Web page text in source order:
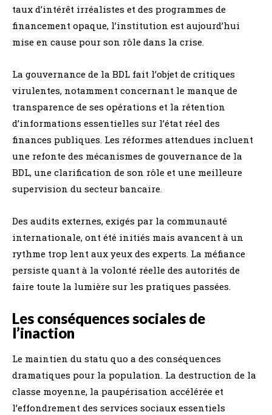
taux d’intérêt irréalistes et des programmes de
financement opaque, l’institution est aujourd’hui
mise en cause pour son rôle dans la crise.
La gouvernance de la BDL fait l’objet de critiques
virulentes, notamment concernant le manque de
transparence de ses opérations et la rétention
d’informations essentielles sur l’état réel des
finances publiques. Les réformes attendues incluent
une refonte des mécanismes de gouvernance de la
BDL, une clarification de son rôle et une meilleure
supervision du secteur bancaire.
Des audits externes, exigés par la communauté
internationale, ont été initiés mais avancent à un
rythme trop lent aux yeux des experts. La méfiance
persiste quant à la volonté réelle des autorités de
faire toute la lumière sur les pratiques passées.
Les conséquences sociales de
l’inaction
Le maintien du statu quo a des conséquences
dramatiques pour la population. La destruction de la
classe moyenne, la paupérisation accélérée et
l’effondrement des services sociaux essentiels